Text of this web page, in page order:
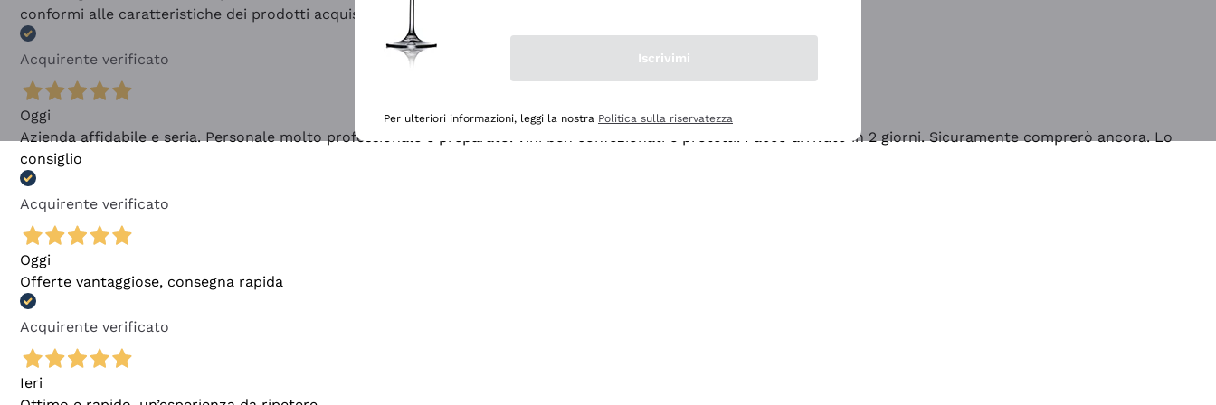
conformi alle caratteristiche dei prodotti acquistati
Acquirente verificato
Oggi
Azienda affidabile e seria. Personale molto professionale e preparato. Vini ben confezionati e protetti. Pacco arrivato in 2 giorni. Sicuramente comprerò ancora. Lo
consiglio
Acquirente verificato
Oggi
Offerte vantaggiose, consegna rapida
Acquirente verificato
Ieri
Iscrivimi
Per ulteriori informazioni, leggi la nostra Politica sulla riservatezza